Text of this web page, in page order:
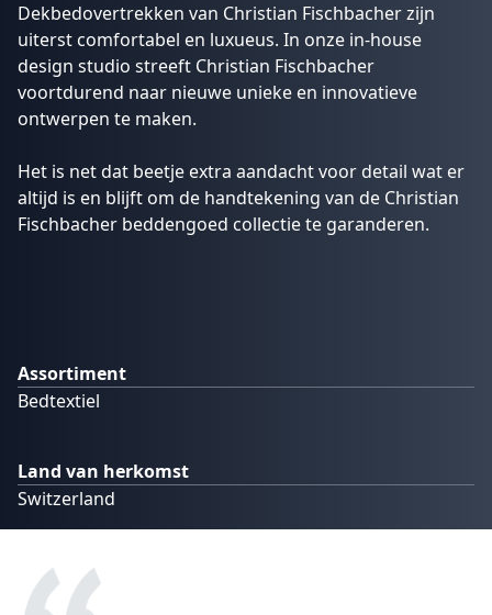
Dekbedovertrekken van Christian Fischbacher zijn
uiterst comfortabel en luxueus. In onze in-house
design studio streeft Christian Fischbacher
voortdurend naar nieuwe unieke en innovatieve
ontwerpen te maken.
Het is net dat beetje extra aandacht voor detail wat er
altijd is en blijft om de handtekening van de Christian
Fischbacher beddengoed collectie te garanderen.
Assortiment
Bedtextiel
Land van herkomst
Switzerland